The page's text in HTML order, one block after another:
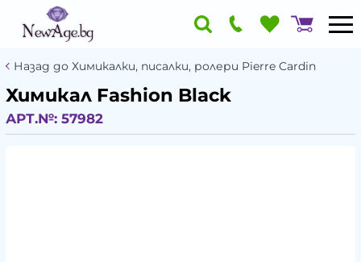
Назад до Химикалки, писалки, ролери Pierre Cardin
Химикал Fashion Black
АРТ.№: 57982